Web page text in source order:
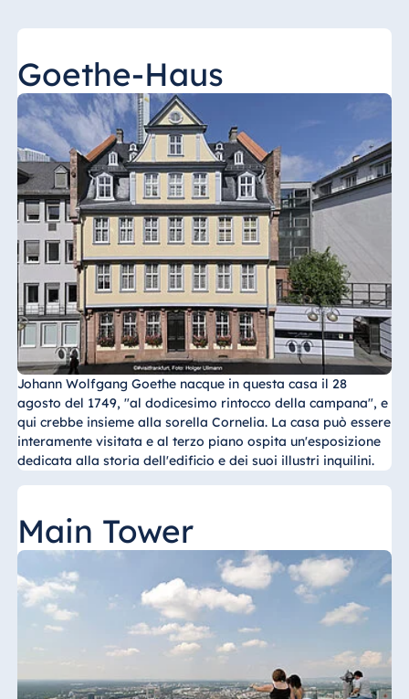
Kiel
Hotel
Königswinter
Hotel Magdeburg
Hotel München
Hotel Stuttgart
Seehotel
Timmendorfer
Strand
TitiseeHotel
Titisee-Neustadt
Strandhotel
Travemünde
Hotel Ulm
Star-Apart Hansa
Hotel Wiesbaden
Hotel Würzburg
Egitto
Jolie Ville Resort
& Casino Sharm
El Sheikh
Albania
Goethe-Haus
Johann Wolfgang Goethe nacque in questa casa il 28
agosto del 1749, "al dodicesimo rintocco della campana", e
qui crebbe insieme alla sorella Cornelia. La casa può essere
interamente visitata e al terzo piano ospita un'esposizione
dedicata alla storia dell'edificio e dei suoi illustri inquilini.
Main Tower